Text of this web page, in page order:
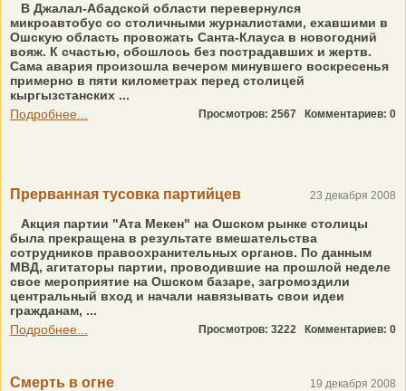
В Джалал-Абадской области перевернулся
микроавтобус со столичными журналистами, ехавшими в
Ошскую область провожать Санта-Клауса в новогодний
вояж. К счастью, обошлось без пострадавших и жертв.
Сама авария произошла вечером минувшего воскресенья
примерно в пяти километрах перед столицей
кыргызстанских ...
Подробнее...
Просмотров: 2567 Комментариев: 0
Прерванная тусовка партийцев 23 декабря 2008
Акция партии "Ата Мекен" на Ошском рынке столицы
была прекращена в результате вмешательства
сотрудников правоохранительных органов. По данным
МВД, агитаторы партии, проводившие на прошлой неделе
свое мероприятие на Ошском базаре, загромоздили
центральный вход и начали навязывать свои идеи
гражданам, ...
Подробнее...
Просмотров: 3222 Комментариев: 0
Смерть в огне 19 декабря 2008